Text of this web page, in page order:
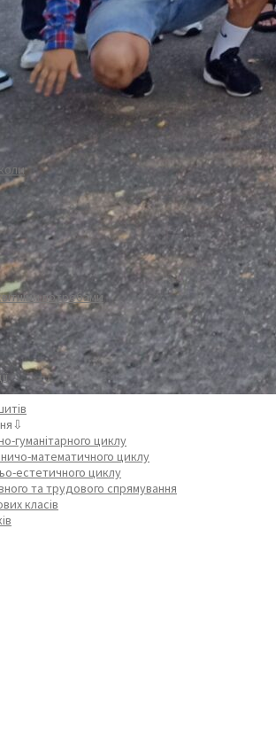
потребами
гуманітарного циклу
математичного циклу
естетичного циклу
та трудового спрямування
класів